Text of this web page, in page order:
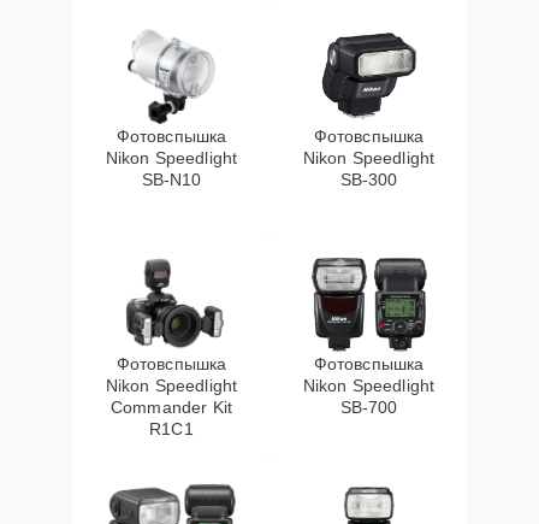
Фотовспышка
Nikon Speedlight
SB-N10
Фотовспышка
Nikon Speedlight
SB-300
Фотовспышка
Nikon Speedlight
Commander Kit
R1C1
Фотовспышка
Nikon Speedlight
SB-700